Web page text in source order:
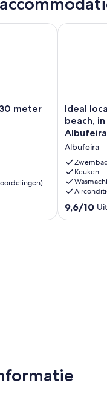
meter
Ideal
location,
20
m
from
the
beach,
in
central
Algarve,
Ideal
beach,
Albufeira
Albufeira
Keuken
9.6
9,6/10
Ideal